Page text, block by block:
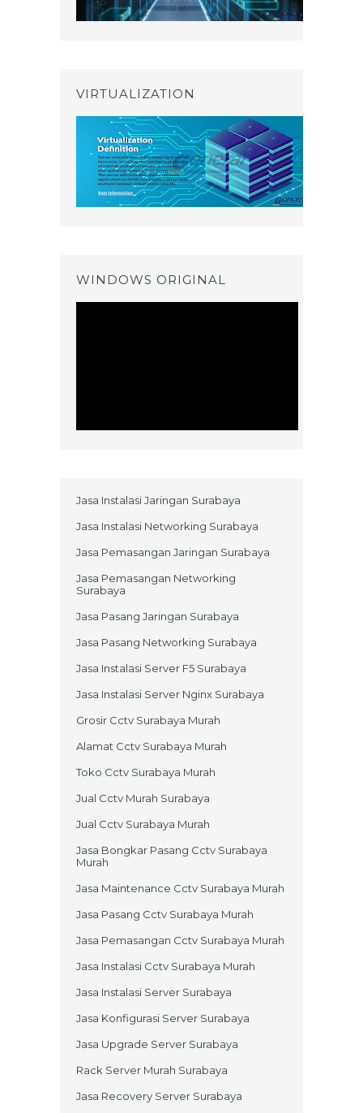
VIRTUALIZATION
WINDOWS ORIGINAL
Jasa Instalasi Jaringan Surabaya
Jasa Instalasi Networking Surabaya
Jasa Pemasangan Jaringan Surabaya
Jasa Pemasangan Networking
Surabaya
Jasa Pasang Jaringan Surabaya
Jasa Pasang Networking Surabaya
Jasa Instalasi Server F5 Surabaya
Jasa Instalasi Server Nginx Surabaya
Grosir Cctv Surabaya Murah
Alamat Cctv Surabaya Murah
Toko Cctv Surabaya Murah
Jual Cctv Murah Surabaya
Jual Cctv Surabaya Murah
Jasa Bongkar Pasang Cctv Surabaya
Murah
Jasa Maintenance Cctv Surabaya Murah
Jasa Pasang Cctv Surabaya Murah
Jasa Pemasangan Cctv Surabaya Murah
Jasa Instalasi Cctv Surabaya Murah
Jasa Instalasi Server Surabaya
Jasa Konfigurasi Server Surabaya
Jasa Upgrade Server Surabaya
Rack Server Murah Surabaya
Jasa Recovery Server Surabaya